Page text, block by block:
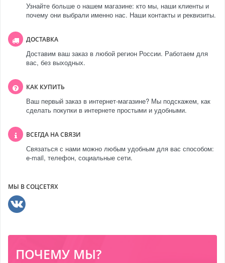
Узнайте больше о нашем магазине: кто мы, наши клиенты и
почему они выбрали именно нас. Наши контакты и реквизиты.
ДОСТАВКА
Доставим ваш заказ в любой регион России. Работаем для
вас, без выходных.
КАК КУПИТЬ
Ваш первый заказ в интернет-магазине? Мы подскажем, как
сделать покупки в интернете простыми и удобными.
ВСЕГДА НА СВЯЗИ
Связаться с нами можно любым удобным для вас способом:
e-mail, телефон, социальные сети.
МЫ В СОЦСЕТЯХ
ПОЧЕМУ МЫ?